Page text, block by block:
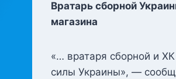
Вратарь сборной
магазина
«… вратаря сборной и
силы Украины», —